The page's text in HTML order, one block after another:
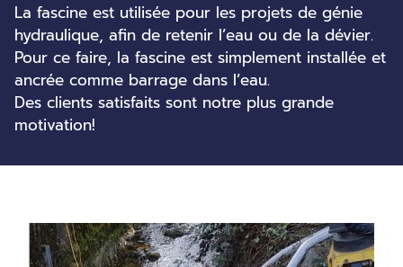
La fascine est utilisée pour les projets de génie
hydraulique, afin de retenir l’eau ou de la dévier.
Pour ce faire, la fascine est simplement installée et
ancrée comme barrage dans l’eau.
Des clients satisfaits sont notre plus grande
motivation!